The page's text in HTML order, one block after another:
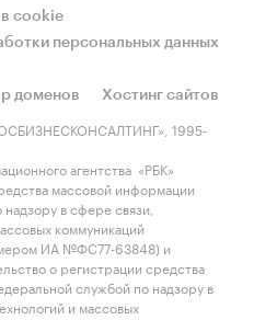
товар
около
от ритейлеров
до финансовых
высокая
превышает
cookie
персональных данных
доменов
Хостинг сайтов
1995-
агентства «РБК»
массовой информации
в сфере связи,
коммуникаций
ИА №ФС77-63848) и
о регистрации средства
службой по надзору в
и массовых